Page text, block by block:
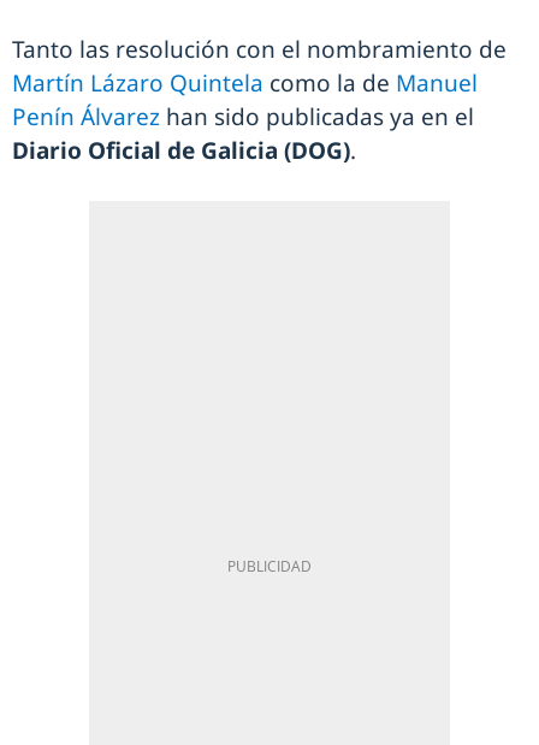
Tanto las resolución con el nombramiento de
Martín Lázaro Quintela como la de Manuel
Penín Álvarez han sido publicadas ya en el
Diario Oficial de Galicia (DOG).